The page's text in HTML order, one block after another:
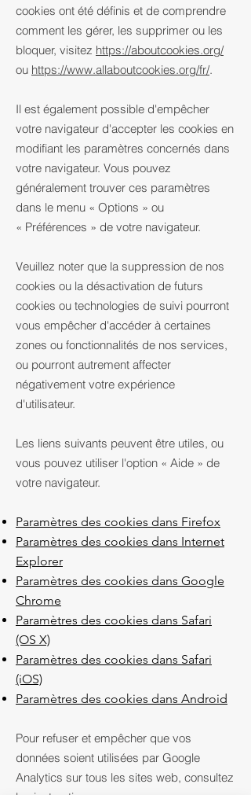
cookies ont été définis et de comprendre
comment les gérer, les supprimer ou les
bloquer, visitez https://aboutcookies.org/
ou https://www.allaboutcookies.org/fr/.
Il est également possible d'empêcher
votre navigateur d'accepter les cookies en
modifiant les paramètres concernés dans
votre navigateur. Vous pouvez
généralement trouver ces paramètres
dans le menu « Options » ou
« Préférences » de votre navigateur.
Veuillez noter que la suppression de nos
cookies ou la désactivation de futurs
cookies ou technologies de suivi pourront
vous empêcher d'accéder à certaines
zones ou fonctionnalités de nos services,
ou pourront autrement affecter
négativement votre expérience
d'utilisateur.
Les liens suivants peuvent être utiles, ou
vous pouvez utiliser l'option « Aide » de
votre navigateur.
Paramètres des cookies dans Firefox
Paramètres des cookies dans Internet
Explorer
Paramètres des cookies dans Google
Chrome
Paramètres des cookies dans Safari
(OS X)
Paramètres des cookies dans Safari
(iOS)
Paramètres des cookies dans Android
Pour refuser et empêcher que vos
données soient utilisées par Google
Analytics sur tous les sites web, consultez